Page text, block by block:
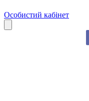
Особистий кабінет